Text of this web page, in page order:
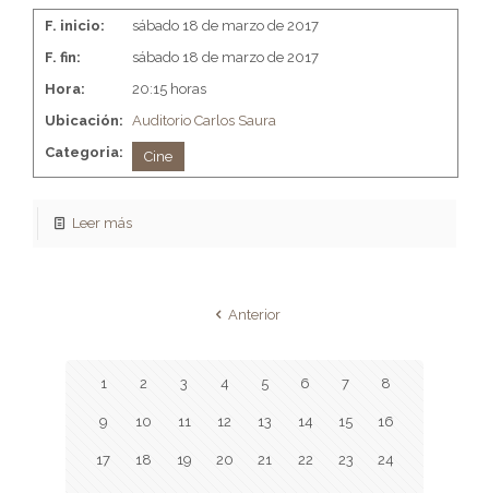
F. inicio:
sábado 18 de marzo de 2017
F. fin:
sábado 18 de marzo de 2017
Hora:
20:15 horas
Ubicación: Auditorio Carlos Saura
Categoria:
Cine
Leer más
Anterior
1 2 3 4 5 6 7 8
9 10 11 12 13 14 15 16
17 18 19 20 21 22 23 24